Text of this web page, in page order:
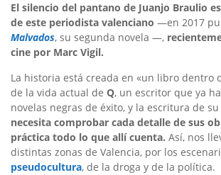
El silencio del pantano de Juanjo Braulio
de este periodista valenciano —en 2017
Malvados, su segunda novela —,
cine por Marc Vigil.
La historia está creada en «un libro dentro
de la vida actual de Q, un escritor que ya
novelas negras de éxito, y la escritura de
necesita comprobar cada detalle de sus
práctica todo lo que allí cuenta. Así, nos
distintas zonas de Valencia, por los
pseudocultura, de la droga y de la política.